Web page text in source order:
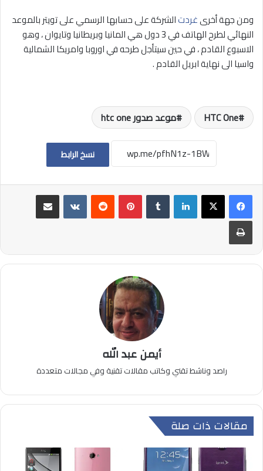
ومن جهة أخرىغردتالشركة على حسابها الرسمي على تويتر بالموعد
النهائي لطرح الهاتف في 3 دول هي المانيا وبريطانيا وتايوان ، وهو
الاسبوع القادم ، في حين سيتأجل طرحه في اوروبا وامريكا الشمالية
واسيا الى نهاية ابريل القادم .
HTC One موعد صدور htc one
نسخ الرابط
لينكدإن بينتيريست
مشاركة عبر البريد
طباعة
أيمن عبد الله
راصد وناشط تقني وكاتب مقالات تقنية وفي مجالات متعددة
مقالات ذات صلة